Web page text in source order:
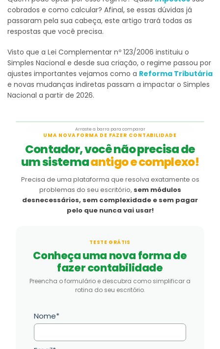
cobrados e como calcular? Afinal, se essas dúvidas já
passaram pela sua cabeça, este artigo trará todas as
respostas que você precisa.
Visto que a Lei Complementar nº 123/2006 instituiu o
Simples Nacional e desde sua criação, o regime passou por
ajustes importantes vejamos como a Reforma Tributária
e novas mudanças indiretas passam a impactar o Simples
Nacional a partir de 2026.
Depois
Arraste a barra para comparar
UMA NOVA FORMA DE FAZER CONTABILIDADE
Contador, você não precisa de
um sistemaantigo e complexo!
Precisa de uma plataforma que resolva exatamente os
problemas do seu escritório, sem módulos
desnecessários, sem complexidade e sem pagar
pelo que nunca vai usar!
TESTE GRÁTIS
Conheça uma nova forma de
fazer contabilidade
Preencha o formulário e descubra como simplificar a
rotina do seu escritório.
Nome*